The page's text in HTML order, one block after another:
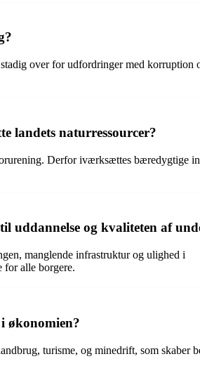
over for udfordringer med korruption
landets naturressourcer?
Derfor iværksættes bæredygtige
uddannelse og kvaliteten af
manglende infrastruktur og ulighed i
for alle borgere.
økonomien?
turisme, og minedrift, som skaber